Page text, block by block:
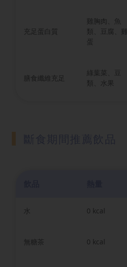
充足蛋白質
雞胸肉、魚
類、豆腐、雞
蛋
膳食纖維充足
綠葉菜、豆
類、水果
水 0 kcal
無糖茶 0 kcal